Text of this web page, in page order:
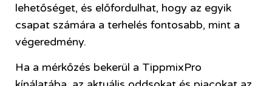
lehetőséget, és előfordulhat, hogy az egyik
csapat számára a terhelés fontosabb, mint a
végeredmény.
Ha a mérkőzés bekerül a TippmixPro